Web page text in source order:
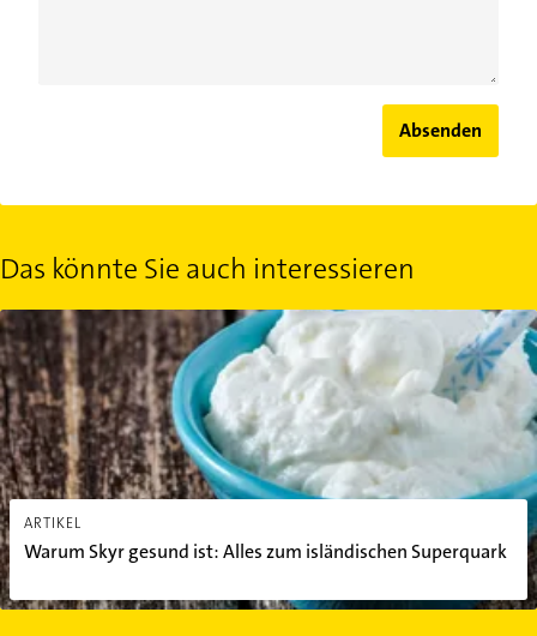
Absenden
Das könnte Sie auch interessieren
ARTIKEL
Warum Skyr gesund ist: Alles zum isländischen Superquark
Warum Skyr gesund ist: Alles zum isländischen Superquark